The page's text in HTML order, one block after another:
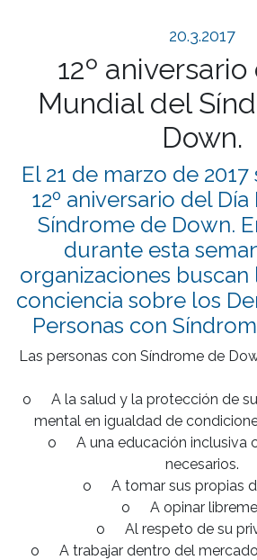
20.3.2017
12º
Mundial del
Down.
El 21 de marzo de
12º aniversario del
Síndrome de Down.
durante esta
organizaciones
conciencia sobre los
Personas con
Las personas con Síndrome de
o	A la salud y la protección de su integridad física y
mental en igualdad de
o	A una educación inclusiva con los apoyos
necesarios.
o	A tomar sus propias decisiones.
o	A opinar libremente.
o	Al respeto de su privacidad.
o	A trabajar dentro del mercado laboral abierto y